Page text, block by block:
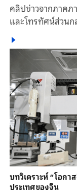
คลิปข่าวจากภาคภ
และโทรทัศน์ส่วนก
บทวิเคราะห์ “โอก
ประเทศของจีน